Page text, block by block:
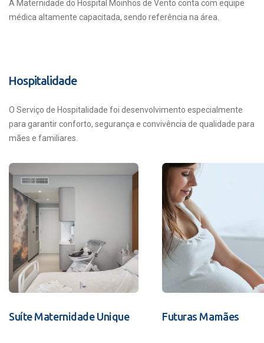
A Maternidade do Hospital Moinhos de Vento conta com equipe
médica altamente capacitada, sendo referência na área.
Hospitalidade
O Serviço de Hospitalidade foi desenvolvimento especialmente
para garantir conforto, segurança e convivência de qualidade para
mães e familiares.
Suíte Maternidade Unique Futuras Mamães